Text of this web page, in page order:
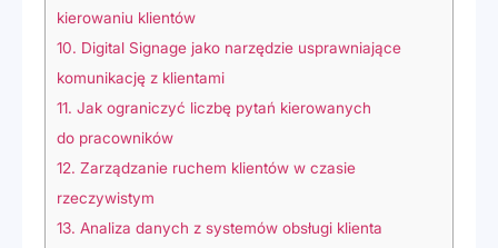
kierowaniu klientów
10. Digital Signage jako narzędzie usprawniające
komunikację z klientami
11. Jak ograniczyć liczbę pytań kierowanych
do pracowników
12. Zarządzanie ruchem klientów w czasie
rzeczywistym
13. Analiza danych z systemów obsługi klienta